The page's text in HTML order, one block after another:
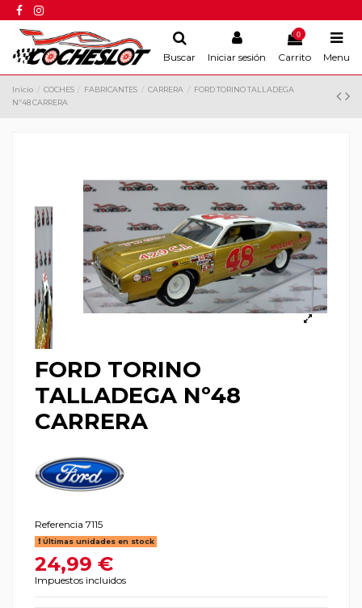
Buscar Iniciar sesión
0
Carrito Menu
Inicio COCHES FABRICANTES CARRERA
FORD TORINO TALLADEGA
Nº48 CARRERA
FORD TORINO
TALLADEGA Nº48
CARRERA
Referencia 7115
Últimas unidades en stock
24,99 €
Impuestos incluidos